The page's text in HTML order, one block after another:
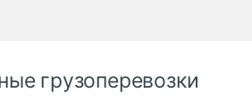
грузоперевозки